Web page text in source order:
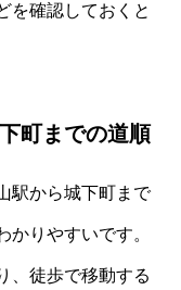
を確認しておくと
町までの道順
駅から城下町まで
かりやすいです。
、徒歩で移動する